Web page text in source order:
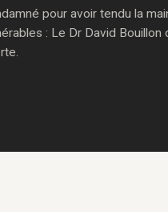
pour avoir tendu la
: Le Dr David